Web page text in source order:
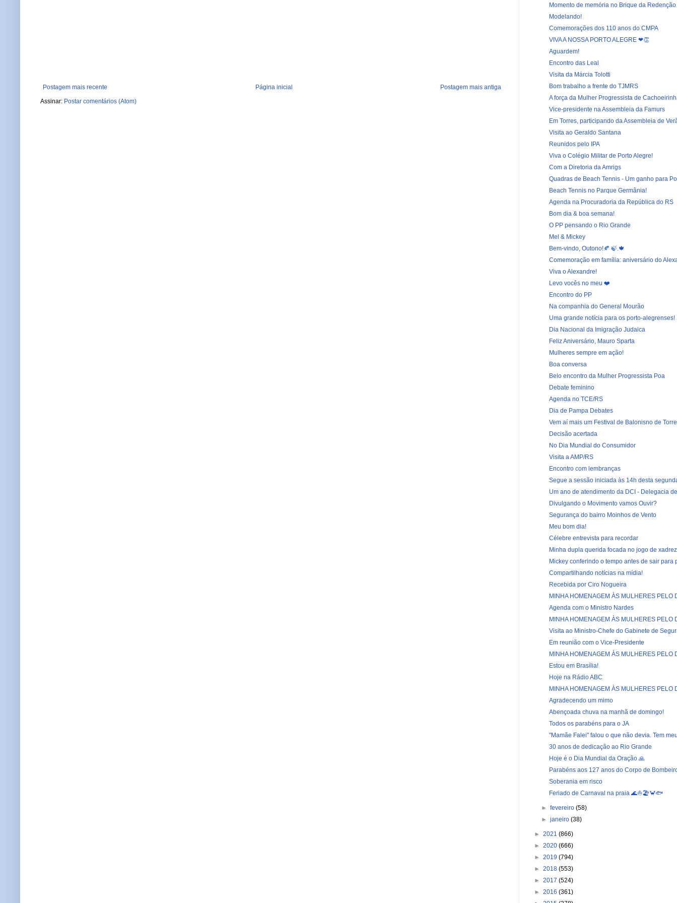
Postagem mais recente Postagem mais antiga
Página inicial
Assinar: Postar comentários (Atom)
Momento de memória no Brique da Redenção
Modelando!
Comemorações dos 110 anos do CMPA
VIVA A NOSSA PORTO ALEGRE ❤👏
Aguardem!
Encontro das Leal
Visita da Márcia Tolotti
Bom trabalho a frente do TJMRS
A força da Mulher Progressista de
Vice-presidente na Assembleia da Famurs
Em Torres, participando da Assembleia de
Visita ao Geraldo Santana
Reunidos pelo IPA
Viva o Colégio Militar de Porto Alegre!
Com a Diretoria da Amrigs
Quadras de Beach Tennis - Um ganho para
Beach Tennis no Parque Germânia!
Agenda na Procuradoria da República do RS
Bom dia & boa semana!
O PP pensando o Rio Grande
Mel & Mickey
Bem-vindo, Outono!🍂 🍃.🍁
Comemoração em família: aniversário do
Viva o Alexandre!
Levo vocês no meu ❤️
Encontro do PP
Na companhia do General Mourão
Uma grande notícia para os porto-alegrenses!
Dia Nacional da Imigração Judaica
Feliz Aniversário, Mauro Sparta
Mulheres sempre em ação!
Boa conversa
Belo encontro da Mulher Progressista Poa
Debate feminino
Agenda no TCE/RS
Dia de Pampa Debates
Vem aí mais um Festival de Balonisno de
Decisão acertada
No Dia Mundial do Consumidor
Visita a AMP/RS
Encontro com lembranças
Segue a sessão iniciada às 14h desta
Um ano de atendimento da DCI - Delegacia
Divulgando o Movimento vamos Ouvir?
Segurança do bairro Moinhos de Vento
Meu bom dia!
Célebre entrevista para recordar
Minha dupla querida focada no jogo de xadrez
Mickey conferindo o tempo antes de sair para
Compartilhando notícias na mídia!
Recebida por Ciro Nogueira
MINHA HOMENAGEM ÀS MULHERES PELO
Agenda com o Ministro Nardes
MINHA HOMENAGEM ÀS MULHERES PELO
Visita ao Ministro-Chefe do Gabinete de
Em reunião com o Vice-Presidente
MINHA HOMENAGEM ÀS MULHERES PELO
Estou em Brasília!
Hoje na Rádio ABC
MINHA HOMENAGEM ÀS MULHERES PELO
Agradecendo um mimo
Abençoada chuva na manhã de domingo!
Todos os parabéns para o JA
"Mamãe Falei" falou o que não devia. Tem
30 anos de dedicação ao Rio Grande
Hoje é o Dia Mundial da Oração 🙏
Parabéns aos 127 anos do Corpo de
Soberania em risco
Feriado de Carnaval na praia 🌊⛵️🏖🦀🐟
►fevereiro(58)
►janeiro(38)
► 2021 (866)
► 2020 (666)
► 2019 (794)
► 2018 (553)
► 2017 (524)
► 2016 (361)